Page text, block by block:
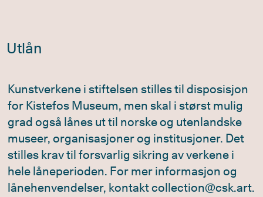
Utlån
Kunstverkene i stiftelsen stilles til disposisjon
for Kistefos Museum, men skal i størst mulig
grad også lånes ut til norske og utenlandske
museer, organisasjoner og institusjoner. Det
stilles krav til forsvarlig sikring av verkene i
hele låneperioden. For mer informasjon og
lånehenvendelser, kontakt collection@csk.art.